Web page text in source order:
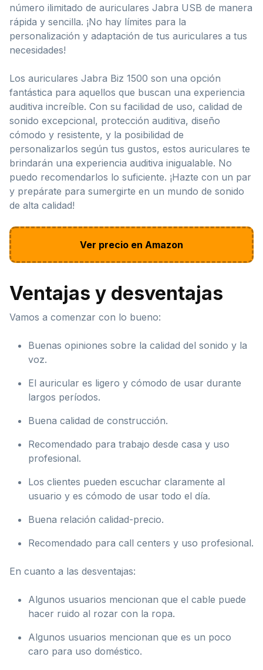
número ilimitado de auriculares Jabra USB de manera
rápida y sencilla. ¡No hay límites para la
personalización y adaptación de tus auriculares a tus
necesidades!
Los auriculares Jabra Biz 1500 son una opción
fantástica para aquellos que buscan una experiencia
auditiva increíble. Con su facilidad de uso, calidad de
sonido excepcional, protección auditiva, diseño
cómodo y resistente, y la posibilidad de
personalizarlos según tus gustos, estos auriculares te
brindarán una experiencia auditiva inigualable. No
puedo recomendarlos lo suficiente. ¡Hazte con un par
y prepárate para sumergirte en un mundo de sonido
de alta calidad!
Ver precio en Amazon
Ventajas y desventajas
Vamos a comenzar con lo bueno:
Buenas opiniones sobre la calidad del sonido y la
voz.
El auricular es ligero y cómodo de usar durante
largos períodos.
Buena calidad de construcción.
Recomendado para trabajo desde casa y uso
profesional.
Los clientes pueden escuchar claramente al
usuario y es cómodo de usar todo el día.
Buena relación calidad-precio.
Recomendado para call centers y uso profesional.
En cuanto a las desventajas:
Algunos usuarios mencionan que el cable puede
hacer ruido al rozar con la ropa.
Algunos usuarios mencionan que es un poco
caro para uso doméstico.